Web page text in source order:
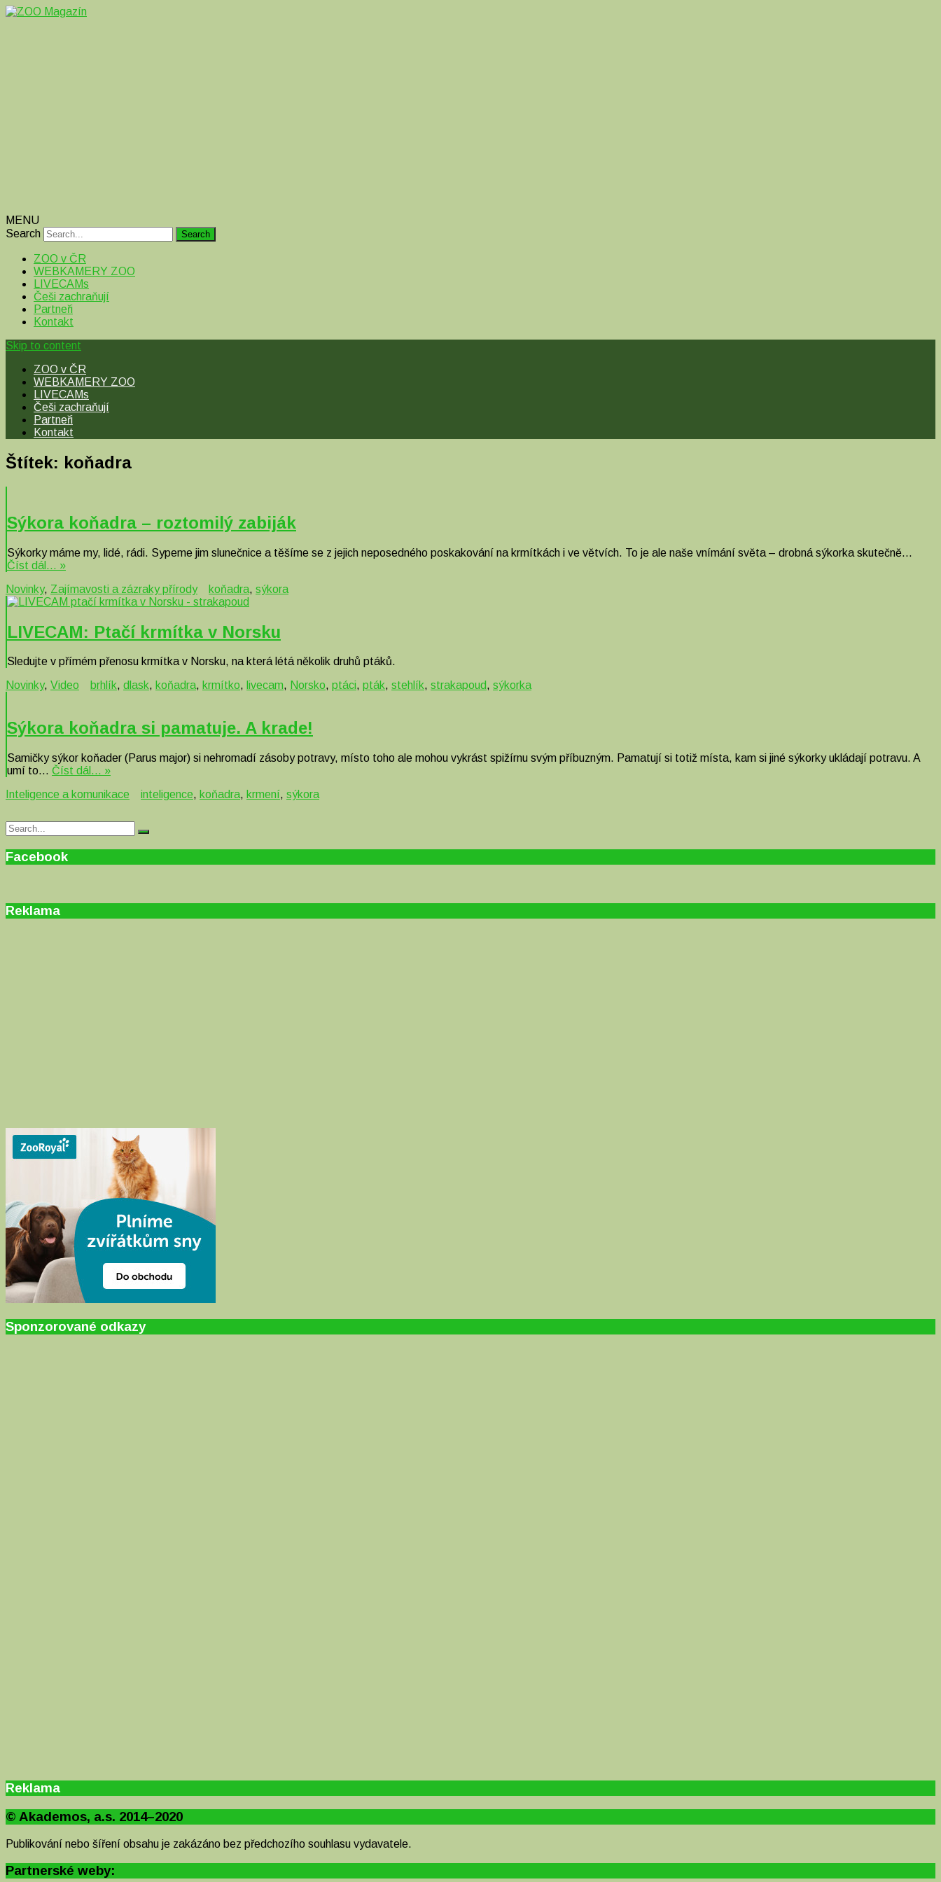
MENU
Search
ZOO v ČR
WEBKAMERY ZOO
LIVECAMs
Češi zachraňují
Partneři
Kontakt
Skip to content
ZOO v ČR
WEBKAMERY ZOO
LIVECAMs
Češi zachraňují
Partneři
Kontakt
Štítek: koňadra
Sýkora koňadra – roztomilý zabiják
Sýkorky máme my, lidé, rádi. Sypeme jim slunečnice a těšíme se z jejich neposedného poskakování na krmítkách i ve větvích. To je ale naše vnímání světa – drobná sýkorka skutečně…
Číst dál… »
Novinky, Zajímavosti a zázraky přírody koňadra, sýkora
LIVECAM: Ptačí krmítka v Norsku
Sledujte v přímém přenosu krmítka v Norsku, na která létá několik druhů ptáků.
Novinky, Video brhlík, dlask, koňadra, krmítko, livecam, Norsko, ptáci, pták, stehlík, strakapoud, sýkorka
Sýkora koňadra si pamatuje. A krade!
Samičky sýkor koňader (Parus major) si nehromadí zásoby potravy, místo toho ale mohou vykrást spižírnu svým příbuzným. Pamatují si totiž místa, kam si jiné sýkorky ukládají potravu. A
umí to… Číst dál… »
Inteligence a komunikace
inteligence, koňadra, krmení, sýkora
Search
for:
Search
Facebook
Reklama
Sponzorované odkazy
Reklama
© Akademos, a.s. 2014–2020
Publikování nebo šíření obsahu je zakázáno bez předchozího souhlasu vydavatele.
Partnerské weby: